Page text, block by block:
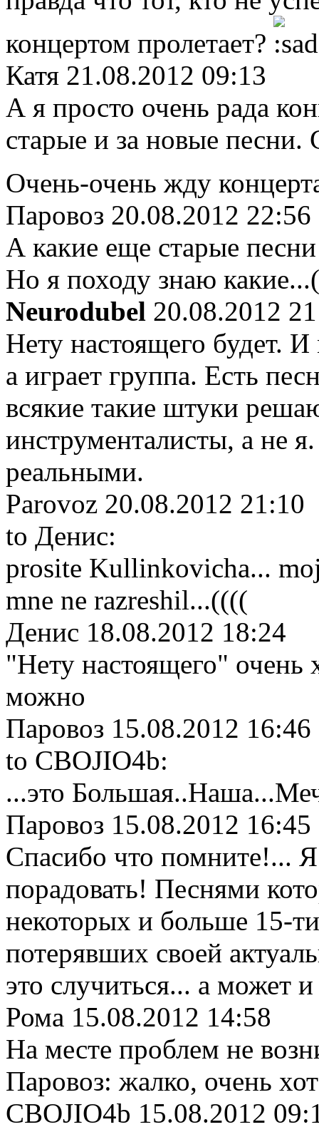
концертом пролетает?
Катя 21.08.2012 09:13
А я просто очень рада
старые и за новые песни.
Очень-очень жду
Паровоз 20.08.2012 22:56
А какие еще старые
Но я походу знаю
Neurodubel 20.08.2012
Нету настоящего будет.
а играет группа. Есть
всякие такие штуки
инструменталисты, а не
реальными.
Parovoz 20.08.2012 21:10
to Денис:
prosite Kullinkovicha...
mne ne razreshil...((((
Денис 18.08.2012 18:24
"Нету настоящего" очень
можно
Паровоз 15.08.2012 16:46
to CBOJIO4b:
...это
Паровоз 15.08.2012 16:45
Спасибо что помните!...
порадовать! Песнями
некоторых и больше 15-
потерявших своей
это случиться... а может
Рома 15.08.2012 14:58
На месте проблем не
Паровоз: жалко, очень
CBOJIO4b 15.08.2012